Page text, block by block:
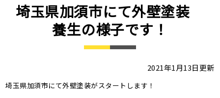
埼玉県加須市にて外壁塗装
養生の様子です！
2021年1月13日更新
埼玉県加須市にて外壁塗装がスタートします！